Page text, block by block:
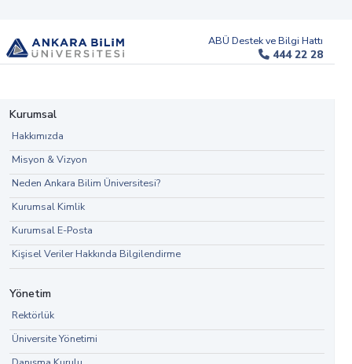
ABÜ Destek ve Bilgi Hattı
444 22 28
Kurumsal
Hakkımızda
Misyon & Vizyon
Neden Ankara Bilim Üniversitesi?
Kurumsal Kimlik
Kurumsal E-Posta
Kişisel Veriler Hakkında Bilgilendirme
Yönetim
Rektörlük
Üniversite Yönetimi